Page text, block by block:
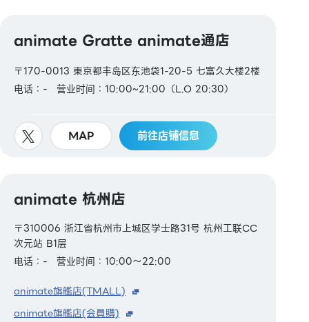
animate Gratte animate通店
〒170-0013 東京都丰岛区东池袋1-20-5 七富久大楼2楼
电话：-
营业时间：10:00~21:00（L.O 20:30）
MAP 前往店铺信息
animate 杭州店
〒310006 浙江省杭州市上城区学士路31号 杭州工联CC
次元站 B1层
电话：-
营业时间：10:00～22:00
animate旗艦店(TMALL)
animate旗艦店(会員購)